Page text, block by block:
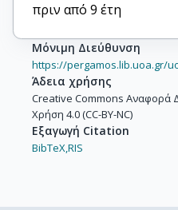
πριν από 9 έτη
Μόνιμη Διεύθυνση
https://pergamos.lib.uoa.gr/
Άδεια χρήσης
Creative Commons Αναφορά
Χρήση 4.0 (CC-BY-NC)
Εξαγωγή Citation
BibTeX,RIS